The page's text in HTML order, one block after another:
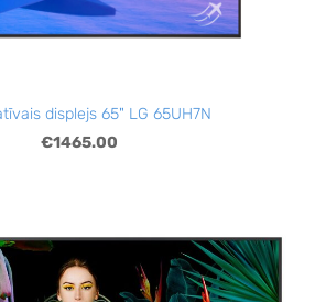
displejs 65" LG 65UH7N
€1465.00